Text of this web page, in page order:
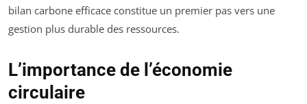
bilan carbone efficace constitue un premier pas vers une
gestion plus durable des ressources.
L’importance de l’économie
circulaire